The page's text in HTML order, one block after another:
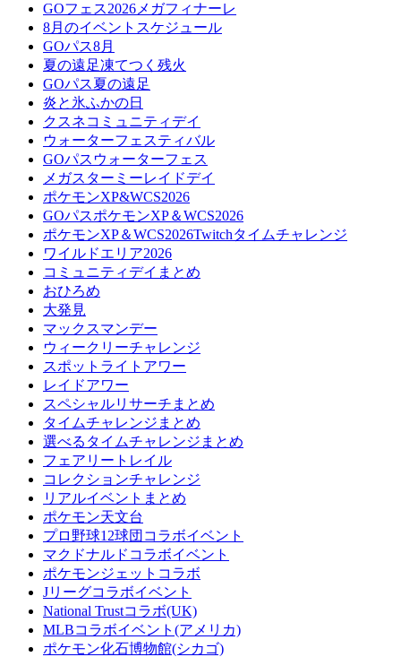
GOフェス2026メガフィナーレ
8月のイベントスケジュール
GOパス8月
夏の遠足凍てつく残火
GOパス夏の遠足
炎と氷ふかの日
クスネコミュニティデイ
ウォーターフェスティバル
GOパスウォーターフェス
メガスターミーレイドデイ
ポケモンXP&WCS2026
GOパスポケモンXP＆WCS2026
ポケモンXP＆WCS2026Twitchタイムチャレンジ
ワイルドエリア2026
コミュニティデイまとめ
おひろめ
大発見
マックスマンデー
ウィークリーチャレンジ
スポットライトアワー
レイドアワー
スペシャルリサーチまとめ
タイムチャレンジまとめ
選べるタイムチャレンジまとめ
フェアリートレイル
コレクションチャレンジ
リアルイベントまとめ
ポケモン天文台
プロ野球12球団コラボイベント
マクドナルドコラボイベント
ポケモンジェットコラボ
Jリーグコラボイベント
National Trustコラボ(UK)
MLBコラボイベント(アメリカ)
ポケモン化石博物館(シカゴ)